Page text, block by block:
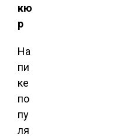
кю
р
На
пи
ке
по
пу
ля